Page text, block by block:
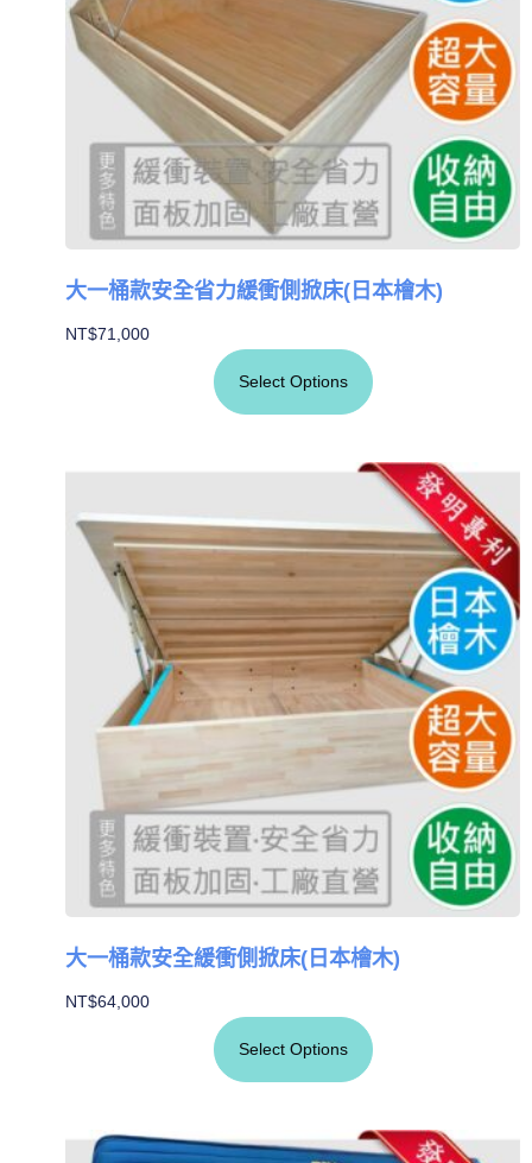
大一桶款安全省力緩衝側掀床(日本檜木)
NT$71,000
Select Options
大一桶款安全緩衝側掀床(日本檜木)
NT$64,000
Select Options